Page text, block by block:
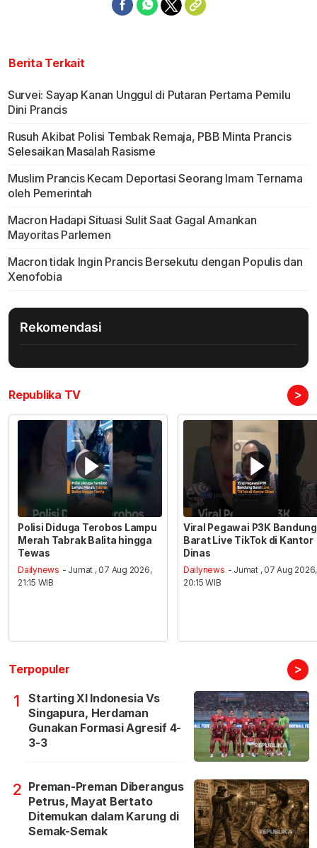
Berita Terkait
Survei: Sayap Kanan Unggul di Putaran Pertama Pemilu
Dini Prancis
Rusuh Akibat Polisi Tembak Remaja, PBB Minta Prancis
Selesaikan Masalah Rasisme
Muslim Prancis Kecam Deportasi Seorang Imam Ternama
oleh Pemerintah
Macron Hadapi Situasi Sulit Saat Gagal Amankan
Mayoritas Parlemen
Macron tidak Ingin Prancis Bersekutu dengan Populis dan
Xenofobia
Rekomendasi
Republika TV >
Polisi Diduga Terobos Lampu
Merah Tabrak Balita hingga
Tewas
Dailynews - Jumat , 07 Aug 2026,
21:15 WIB
Viral Pegawai P3K Bandung
Barat Live TikTok di Kantor
Dinas
Dailynews - Jumat , 07 Aug 2026,
20:15 WIB
Terpopuler >
1
Starting XI Indonesia Vs
Singapura, Herdaman
Gunakan Formasi Agresif 4-
3-3
2 Preman-Preman Diberangus
Petrus, Mayat Bertato
Ditemukan dalam Karung di
Semak-Semak